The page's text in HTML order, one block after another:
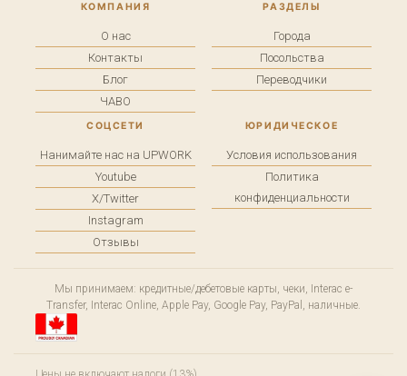
КОМПАНИЯ
О нас
Контакты
Блог
ЧАВО
РАЗДЕЛЫ
Города
Посольства
Переводчики
СОЦСЕТИ
Нанимайте нас на UPWORK
Youtube
X/Twitter
Instagram
Отзывы
ЮРИДИЧЕСКОЕ
Условия использования
Политика
конфиденциальности
Мы принимаем: кредитные/дебетовые карты, чеки, Interac e-
Transfer, Interac Online, Apple Pay, Google Pay, PayPal, наличные.